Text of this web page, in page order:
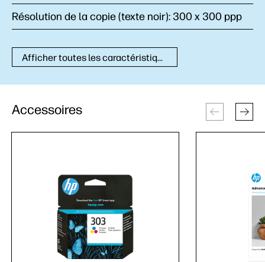
Résolution de la copie (texte noir): 300 x 300 ppp
Afficher toutes les caractéristiques techniques
Accessoires